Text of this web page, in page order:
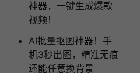
神器，一键生成爆款
视频！
AI批量抠图神器！手
机3秒出图，精准无痕
还能任意换背景